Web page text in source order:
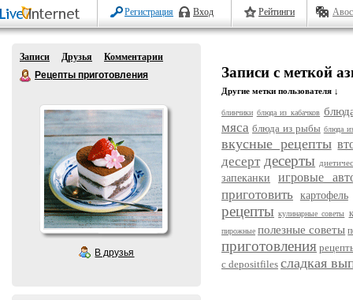
Регистрация Вход Рейтинги
Записи Друзья
Комментарии
Рецепты приготовления
В друзья
Записи с меткой
Другие метки пользователя ↓
блинчики блюда из кабачков
мяса блюда из рыбы блюда
вкусные рецепты
десерт десерты
запеканки игровые
приготовить картофель
рецепты кулинарные советы
пирожные полезные советы
приготовления
с depositfiles сладкая